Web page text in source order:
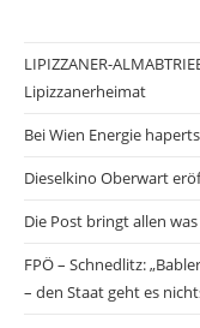
LIPIZZANER-
Lipizzanerheimat
Bei Wien Energie
Dieselkino Oberwart
Die Post bringt allen was
FPÖ – Schnedlitz:
– den Staat geht es